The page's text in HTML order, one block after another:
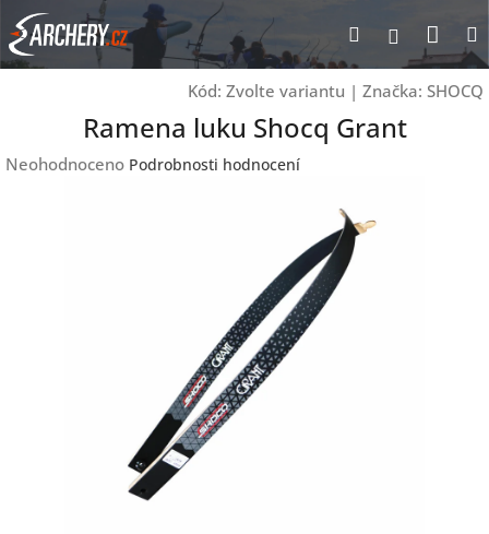
Přejít
na
obsah
Hledat
Kód: Zvolte variantu | Značka: SHOCQ
Ramena luku Shocq Grant
Průměrné
Neohodnoceno Podrobnosti hodnocení